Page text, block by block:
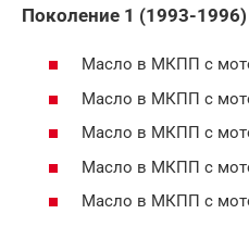
Поколение 1 (1993-1996)
Масло в МКПП с
Масло в МКПП с
Масло в МКПП с
Масло в МКПП с
Масло в МКПП с